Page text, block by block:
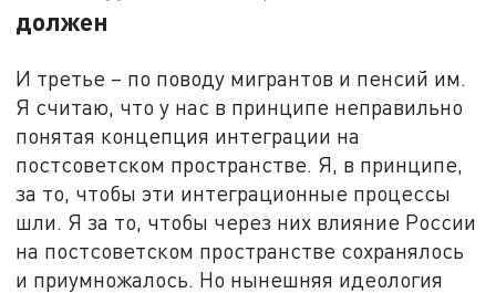
должен
И третье – по поводу мигрантов и пенсий им.
Я считаю, что у нас в принципе неправильно
понятая концепция интеграции на
постсоветском пространстве. Я, в принципе,
за то, чтобы эти интеграционные процессы
шли. Я за то, чтобы через них влияние России
на постсоветском пространстве сохранялось
и приумножалось. Но нынешняя идеология